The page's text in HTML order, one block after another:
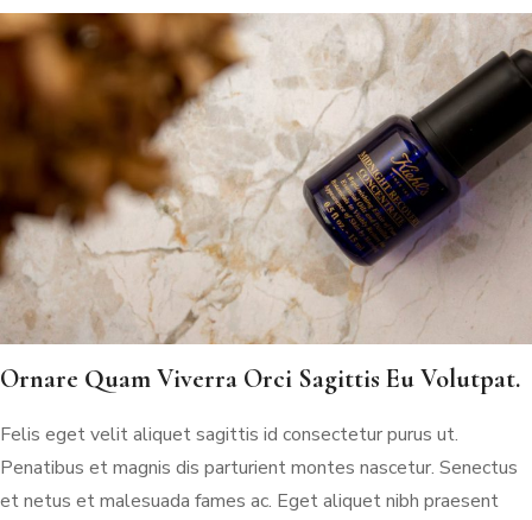
Ornare Quam Viverra Orci Sagittis Eu Volutpat.
Felis eget velit aliquet sagittis id consectetur purus ut.
Penatibus et magnis dis parturient montes nascetur. Senectus
et netus et malesuada fames ac. Eget aliquet nibh praesent